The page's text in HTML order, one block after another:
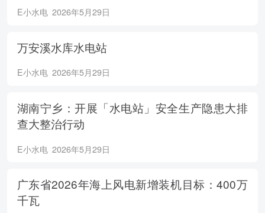
E小水电 2026年5月29日
万安溪水库水电站
E小水电 2026年5月29日
湖南宁乡：开展「水电站」安全生产隐患大排
查大整治行动
E小水电 2026年5月29日
广东省2026年海上风电新增装机目标：400万
千瓦